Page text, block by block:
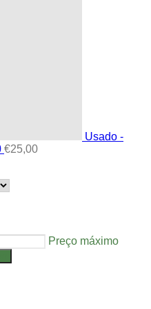
Usado -
€25,00
Preço máximo